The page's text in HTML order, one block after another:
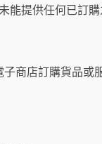
能提供任何已訂
商店訂購貨品或